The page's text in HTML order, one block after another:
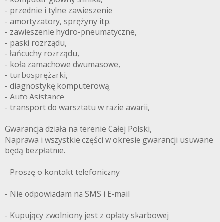
- przednie i tylne zawieszenie
- amortyzatory, sprężyny itp.
- zawieszenie hydro-pneumatyczne,
- paski rozrządu,
- łańcuchy rozrządu,
- koła zamachowe dwumasowe,
- turbosprężarki,
- diagnostykę komputerową,
- Auto Asistance
- transport do warsztatu w razie awarii,
Gwarancja działa na terenie Całej Polski,
Naprawa i wszystkie części w okresie gwarancji usuwane
będą bezpłatnie.
- Proszę o kontakt telefoniczny
- Nie odpowiadam na SMS i E-mail
- Kupujący zwolniony jest z opłaty skarbowej